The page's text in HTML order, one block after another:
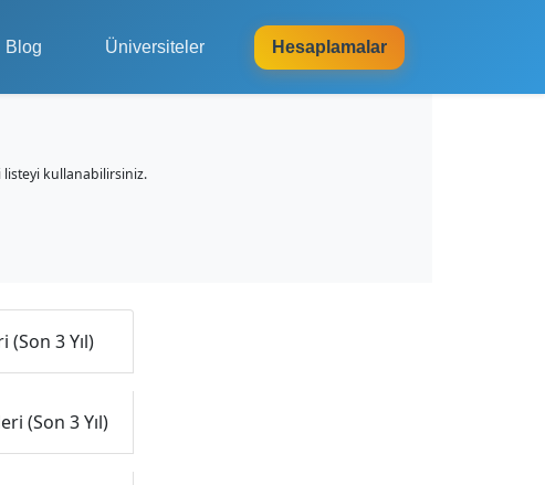
Blog Üniversiteler Hesaplamalar
listeyi kullanabilirsiniz.
3 Yıl)
(Son 3 Yıl)